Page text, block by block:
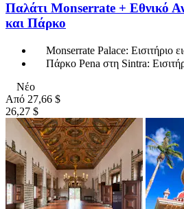
Παλάτι Monserrate + Εθνικό
και Πάρκο
Monserrate Palace: Εισιτήριο
Πάρκο Pena στη Sintra:
Νέο
Από 27,66 $
26,27 $